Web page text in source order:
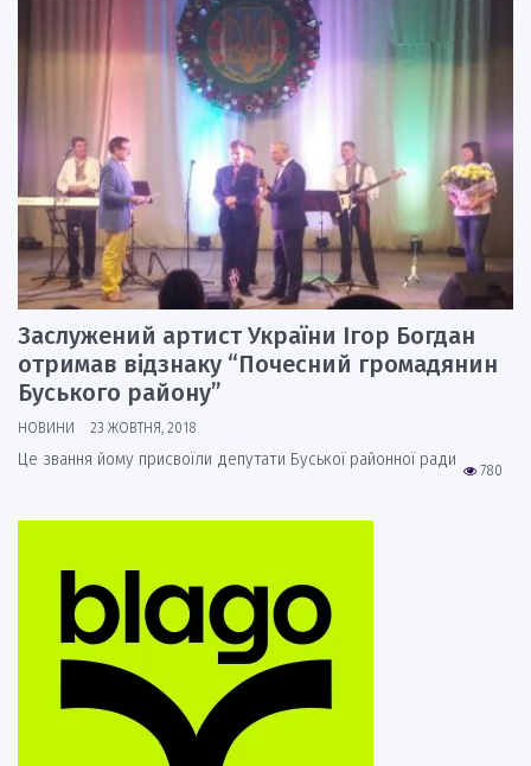
Заслужений артист України Ігор Богдан
отримав відзнаку “Почесний громадянин
Буського району”
НОВИНИ 23 ЖОВТНЯ, 2018
780
Це звання йому присвоїли депутати Буської районної ради